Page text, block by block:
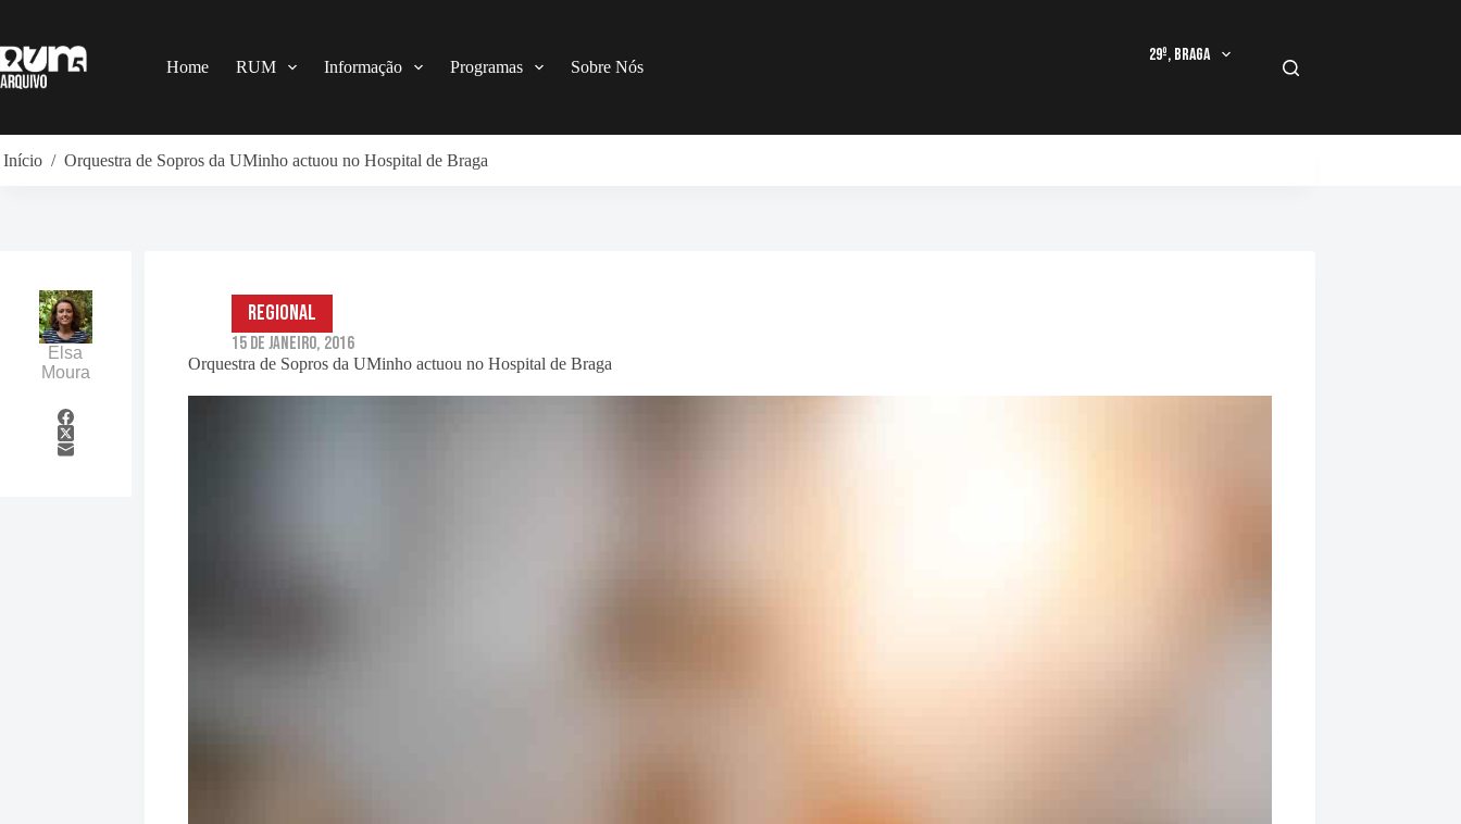
o
conteúdo
Home RUM Informação Programas Sobre Nós
29º, Braga
Início / Orquestra de Sopros da UMinho actuou no Hospital de Braga
Orquestra de Sopros da UMinho actuou no Hospital de Braga
Regional
15 de Janeiro, 2016
Elsa
Moura